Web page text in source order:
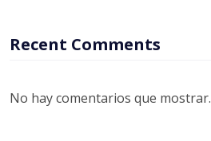
Recent Comments
No hay comentarios que mostrar.